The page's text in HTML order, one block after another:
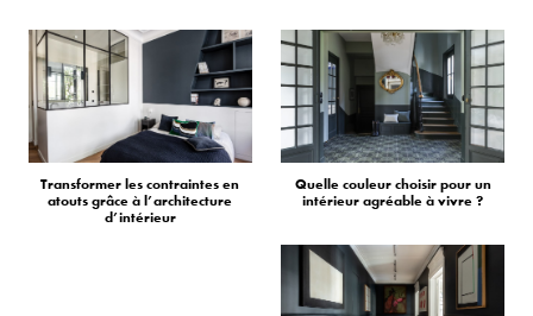
Transformer les contraintes en
atouts grâce à l’architecture
d’intérieur
Quelle couleur choisir pour un
intérieur agréable à vivre ?